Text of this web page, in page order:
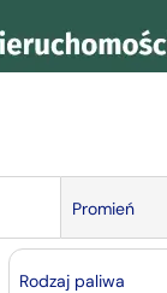
Promień
Rodzaj paliwa